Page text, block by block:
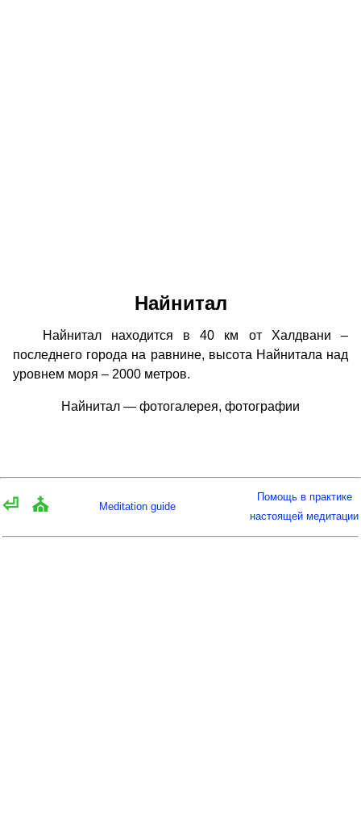
Найнитал
Найнитал находится в 40 км от Халдвани –
последнего города на равнине, высота Найнитала над
уровнем моря – 2000 метров.
Найнитал — фотогалерея, фотографии
⏎ ⛪ Meditation guide
Помощь в практике
настоящей медитации